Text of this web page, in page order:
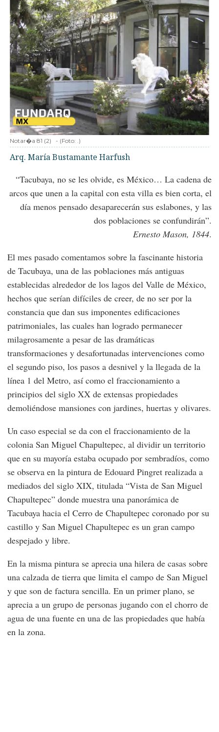
Notar�a 81 (2) - (Foto: .)
Arq. María Bustamante Harfush
“Tacubaya, no se les olvide, es México… La cadena de
arcos que unen a la capital con esta villa es bien corta, el
día menos pensado desaparecerán sus eslabones, y las
dos poblaciones se confundirán”.
Ernesto Mason, 1844.
El mes pasado comentamos sobre la fascinante historia
de Tacubaya, una de las poblaciones más antiguas
establecidas alrededor de los lagos del Valle de México,
hechos que serían difíciles de creer, de no ser por la
constancia que dan sus imponentes edificaciones
patrimoniales, las cuales han logrado permanecer
milagrosamente a pesar de las dramáticas
transformaciones y desafortunadas intervenciones como
el segundo piso, los pasos a desnivel y la llegada de la
línea 1 del Metro, así como el fraccionamiento a
principios del siglo XX de extensas propiedades
demoliéndose mansiones con jardines, huertas y olivares.
Un caso especial se da con el fraccionamiento de la
colonia San Miguel Chapultepec, al dividir un territorio
que en su mayoría estaba ocupado por sembradíos, como
se observa en la pintura de Edouard Pingret realizada a
mediados del siglo XIX, titulada “Vista de San Miguel
Chapultepec” donde muestra una panorámica de
Tacubaya hacia el Cerro de Chapultepec coronado por su
castillo y San Miguel Chapultepec es un gran campo
despejado y libre.
En la misma pintura se aprecia una hilera de casas sobre
una calzada de tierra que limita el campo de San Miguel
y que son de factura sencilla. En un primer plano, se
aprecia a un grupo de personas jugando con el chorro de
agua de una fuente en una de las propiedades que había
en la zona.